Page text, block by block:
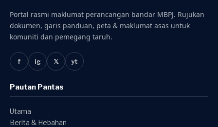
Portal rasmi maklumat perancangan bandar MBPJ. Rujukan
dokumen, garis panduan, peta & maklumat asas untuk
komuniti dan pemegang taruh.
f ig 𝕏 yt
Pautan Pantas
Utama
Berita & Hebahan